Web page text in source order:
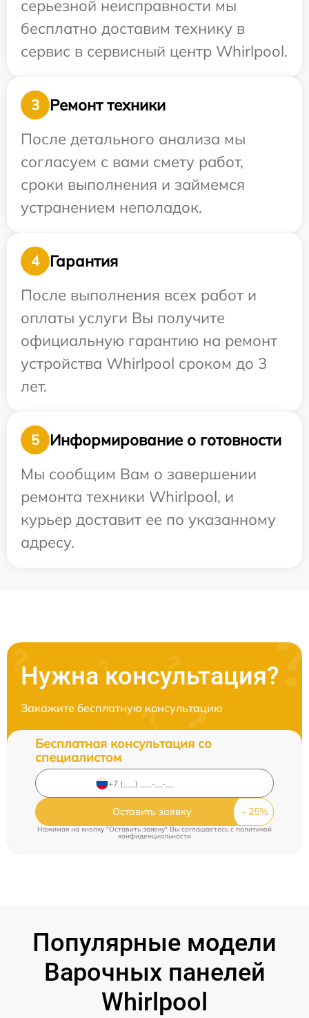
серьезной неисправности мы
бесплатно доставим технику в
сервис в сервисный центр Whirlpool.
3
Ремонт техники
После детального анализа мы
согласуем с вами смету работ,
сроки выполнения и займемся
устранением неполадок.
4
Гарантия
После выполнения всех работ и
оплаты услуги Вы получите
официальную гарантию на ремонт
устройства Whirlpool сроком до 3
лет.
5
Информирование о готовности
Мы сообщим Вам о завершении
ремонта техники Whirlpool, и
курьер доставит ее по указанному
адресу.
Нужна консультация?
Закажите бесплатную консультацию
Бесплатная консультация со
специалистом
Оставить заявку
Нажимая на кнопку "Оставить заявку" Вы соглашаетесь c политикой
конфиденциальности
Популярные модели
Варочных панелей
Whirlpool